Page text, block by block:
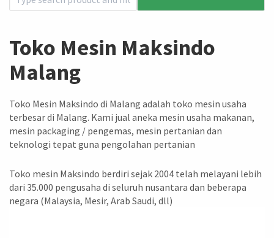
Toko Mesin Maksindo
Malang
Toko Mesin Maksindo di Malang adalah toko mesin usaha
terbesar di Malang. Kami jual aneka mesin usaha makanan,
mesin packaging / pengemas, mesin pertanian dan
teknologi tepat guna pengolahan pertanian
Toko mesin Maksindo berdiri sejak 2004 telah melayani lebih
dari 35.000 pengusaha di seluruh nusantara dan beberapa
negara (Malaysia, Mesir, Arab Saudi, dll)